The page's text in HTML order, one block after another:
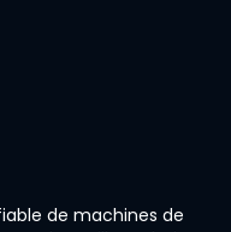
de machines de